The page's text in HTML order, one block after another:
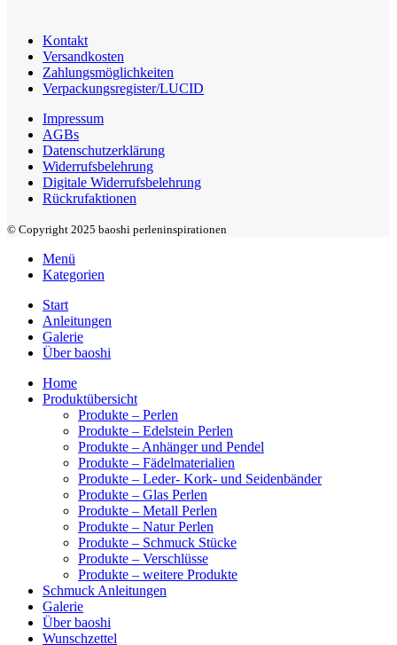
Kontakt
Versandkosten
Zahlungsmöglichkeiten
Verpackungsregister/LUCID
Impressum
AGBs
Datenschutzerklärung
Widerrufsbelehrung
Digitale Widerrufsbelehrung
Rückrufaktionen
© Copyright 2025 baoshi perleninspirationen
Menü
Kategorien
Start
Anleitungen
Galerie
Über baoshi
Home
Produktübersicht
Produkte – Perlen
Produkte – Edelstein Perlen
Produkte – Anhänger und Pendel
Produkte – Fädelmaterialien
Produkte – Leder- Kork- und Seidenbänder
Produkte – Glas Perlen
Produkte – Metall Perlen
Produkte – Natur Perlen
Produkte – Schmuck Stücke
Produkte – Verschlüsse
Produkte – weitere Produkte
Schmuck Anleitungen
Galerie
Über baoshi
Wunschzettel